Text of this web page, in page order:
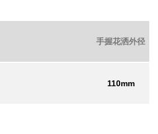
手握花洒外径
110mm